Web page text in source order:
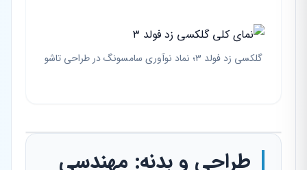
گلکسی زد فولد ۳؛ نماد نوآوری سامسونگ در طراحی تاشو
طراحی و بدنه: مهندسی